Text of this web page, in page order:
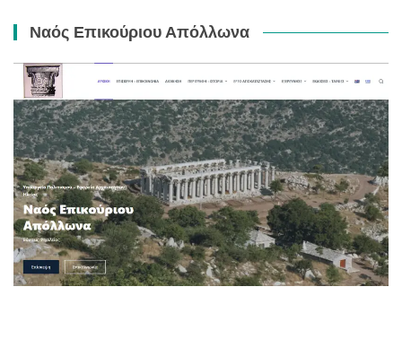
Ναός Επικούριου Απόλλωνα